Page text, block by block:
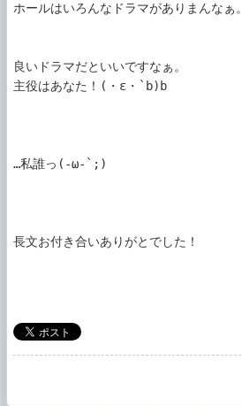
ホールはいろんなドラマがありまんなぁ。
良いドラマだといいですなぁ。
主役はあなた！(・ε・`b)b
…私誰っ(-ω-`;)
長文お付き合いありがとでした！